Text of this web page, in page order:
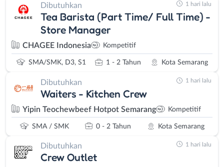
Dibutuhkan
Tea Barista (Part Time/ Full Time) -
Store Manager
CHAGEE Indonesia Kompetitif
SMA/SMK, D3, S1 1 - 2 Tahun Kota Semarang
1 hari lalu
Dibutuhkan
Waiters - Kitchen Crew
Yipin Teochewbeef Hotpot Semarang Kompetitif
SMA / SMK 0 - 2 Tahun Kota Semarang
1 hari lalu
Dibutuhkan
Crew Outlet
1 hari lalu